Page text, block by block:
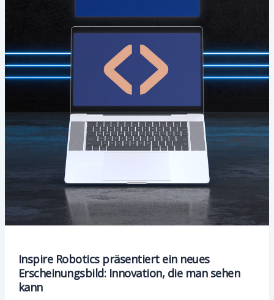
Inspire Robotics präsentiert ein neues
Erscheinungsbild: Innovation, die man sehen
kann